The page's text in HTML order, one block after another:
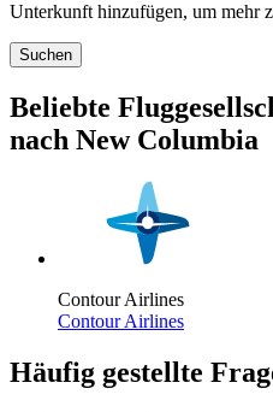
Unterkunft hinzufügen, um mehr
Suchen
Beliebte
nach New Columbia
Contour Airlines
Contour Airlines
Häufig gestellte